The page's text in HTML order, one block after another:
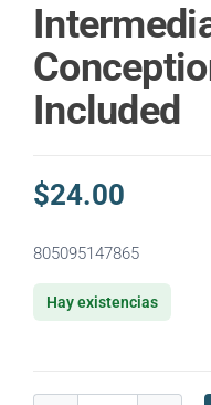
Included
$24.00
805095147865
Hay existencias